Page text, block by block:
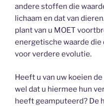
andere stoffen die
lichaam en dat van
plant van u MOET
energetische waarde die
voor verdere evolutie.
Heeft u van uw koeien
wel dat u hiermee hun
heeft geamputeerd? De